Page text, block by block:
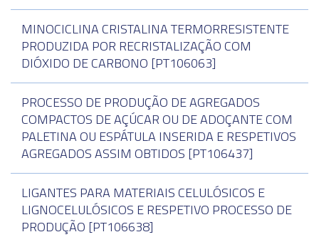
MINOCICLINA CRISTALINA TERMORRESISTENTE
PRODUZIDA POR RECRISTALIZAÇÃO COM
DIÓXIDO DE CARBONO [PT106063]
PROCESSO DE PRODUÇÃO DE AGREGADOS
COMPACTOS DE AÇÚCAR OU DE ADOÇANTE COM
PALETINA OU ESPÁTULA INSERIDA E RESPETIVOS
AGREGADOS ASSIM OBTIDOS [PT106437]
LIGANTES PARA MATERIAIS CELULÓSICOS E
LIGNOCELULÓSICOS E RESPETIVO PROCESSO DE
PRODUÇÃO [PT106638]